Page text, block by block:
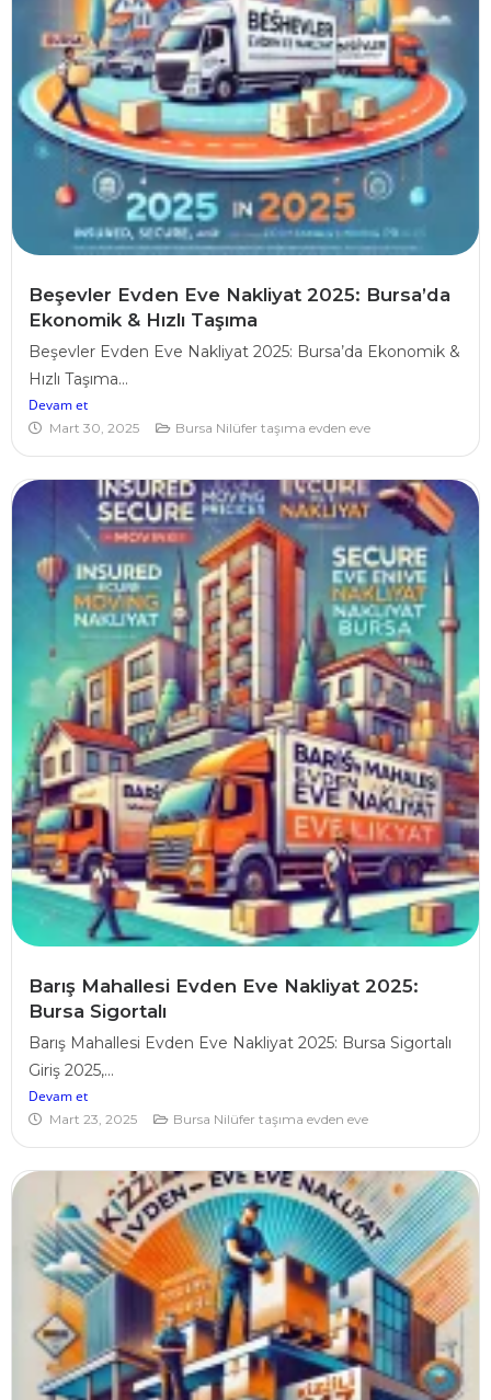
Beşevler Evden Eve Nakliyat 2025: Bursa’da
Ekonomik & Hızlı Taşıma
Beşevler Evden Eve Nakliyat 2025: Bursa’da Ekonomik &
Hızlı Taşıma...
Devam et
Mart 30, 2025 Bursa Nilüfer taşıma evden eve
Barış Mahallesi Evden Eve Nakliyat 2025:
Bursa Sigortalı
Barış Mahallesi Evden Eve Nakliyat 2025: Bursa Sigortalı
Giriş 2025,...
Devam et
Mart 23, 2025 Bursa Nilüfer taşıma evden eve